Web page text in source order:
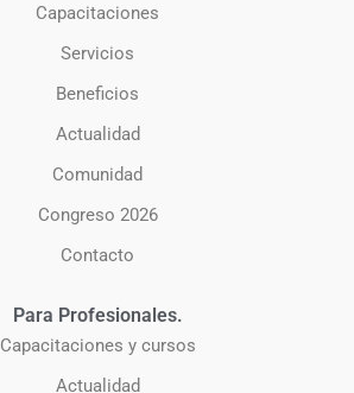
Capacitaciones
Servicios
Beneficios
Actualidad
Comunidad
Congreso 2026
Contacto
Para Profesionales.
Capacitaciones y cursos
Actualidad